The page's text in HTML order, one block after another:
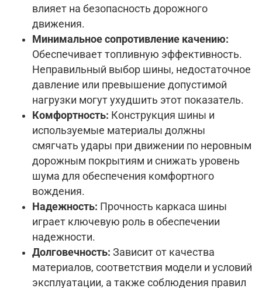
влияет на безопасность дорожного
движения.
Минимальное сопротивление качению:
Обеспечивает топливную эффективность.
Неправильный выбор шины, недостаточное
давление или превышение допустимой
нагрузки могут ухудшить этот показатель.
Комфортность: Конструкция шины и
используемые материалы должны
смягчать удары при движении по неровным
дорожным покрытиям и снижать уровень
шума для обеспечения комфортного
вождения.
Надежность: Прочность каркаса шины
играет ключевую роль в обеспечении
надежности.
Долговечность: Зависит от качества
материалов, соответствия модели и условий
эксплуатации, а также соблюдения правил